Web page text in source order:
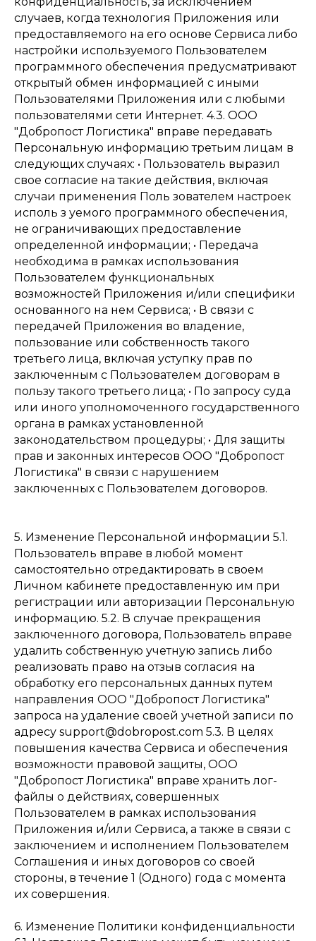
случаев, когда технология Приложения или
предоставляемого на его основе Сервиса либо
настройки используемого Пользователем
программного обеспечения предусматривают
открытый обмен информацией с иными
Пользователями Приложения или с любыми
пользователями сети Интернет. 4.3. ООО
"Добропост Логистика" вправе передавать
Персональную информацию третьим лицам в
следующих случаях: • Пользователь выразил
свое согласие на такие действия, включая
случаи применения Поль зователем настроек
исполь з уемого программного обеспечения,
не ограничивающих предоставление
определенной информации; • Передача
необходима в рамках использования
Пользователем функциональных
возможностей Приложения и/или специфики
основанного на нем Сервиса; • В связи с
передачей Приложения во владение,
пользование или собственность такого
третьего лица, включая уступку прав по
заключенным с Пользователем договорам в
пользу такого третьего лица; • По запросу суда
или иного уполномоченного государственного
органа в рамках установленной
законодательством процедуры; • Для защиты
прав и законных интересов ООО "Добропост
Логистика" в связи с нарушением
заключенных с Пользователем договоров.
5. Изменение Персональной информации 5.1.
Пользователь вправе в любой момент
самостоятельно отредактировать в своем
Личном кабинете предоставленную им при
регистрации или авторизации Персональную
информацию. 5.2. В случае прекращения
заключенного договора, Пользователь вправе
удалить собственную учетную запись либо
реализовать право на отзыв согласия на
обработку его персональных данных путем
направления ООО "Добропост Логистика"
запроса на удаление своей учетной записи по
адресу support@dobropost.com 5.3. В целях
повышения качества Сервиса и обеспечения
возможности правовой защиты, ООО
"Добропост Логистика" вправе хранить лог-
файлы о действиях, совершенных
Пользователем в рамках использования
Приложения и/или Сервиса, а также в связи с
заключением и исполнением Пользователем
Соглашения и иных договоров со своей
стороны, в течение 1 (Одного) года с момента
их совершения.
6. Изменение Политики конфиденциальности